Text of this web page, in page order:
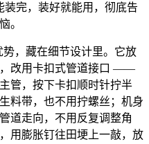
装完，装好就能用，彻底告
。
势，藏在细节设计里。它放
改用卡扣式管道接口 ——
管，按下卡扣顺时针拧半
料带，也不用拧螺丝；机身
道走向，不用反复调整角
用膨胀钉往田埂上一敲，放